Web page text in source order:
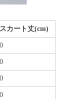
スカート丈(cm)